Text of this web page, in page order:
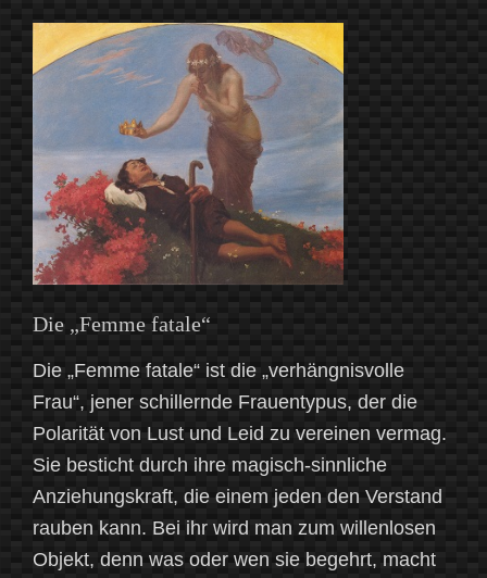
Die „Femme fatale“
Die „Femme fatale“ ist die „verhängnisvolle
Frau“, jener schillernde Frauentypus, der die
Polarität von Lust und Leid zu vereinen vermag.
Sie besticht durch ihre magisch-sinnliche
Anziehungskraft, die einem jeden den Verstand
rauben kann. Bei ihr wird man zum willenlosen
Objekt, denn was oder wen sie begehrt, macht